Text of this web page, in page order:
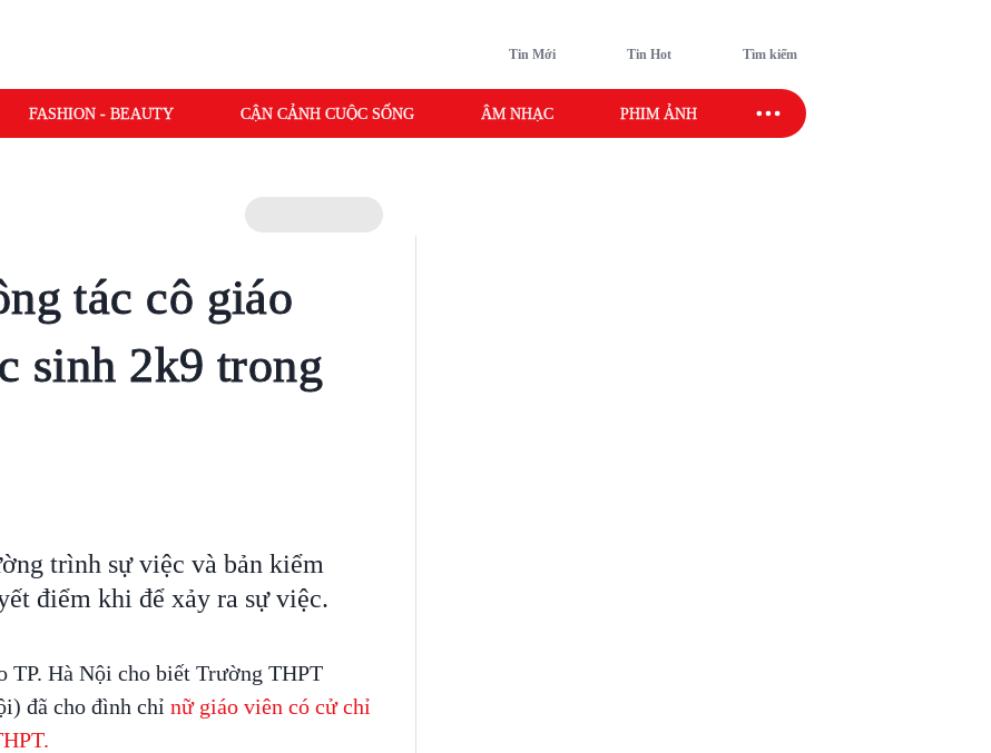
Tin Mới Tin Hot Tìm kiếm
FASHION - BEAUTY CẬN CẢNH CUỘC SỐNG ÂM NHẠC PHIM ẢNH SAO SPORT
tác cô giáo
sinh 2k9 trong
trình sự việc và bản kiểm
điểm khi để xảy ra sự việc.
TP. Hà Nội cho biết Trường THPT
đã cho đình chỉ nữ giáo viên có cử chỉ